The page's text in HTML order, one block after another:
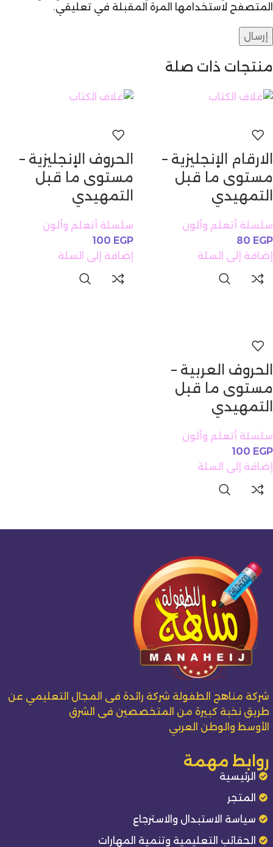
المتصفح لاستخدامها المرة المقبلة في تعليقي.
منتجات ذات صلة
الارقام الإنجليزية –
مستوى ما قبل
التمهيدي
سلسلة أتعلم وألون
80 EGP
إضافة إلى السلة
الحروف الإنجليزية –
مستوى ما قبل
التمهيدي
سلسلة أتعلم وألون
100 EGP
إضافة إلى السلة
الحروف العربية –
مستوى ما قبل
التمهيدي
سلسلة أتعلم وألون
100 EGP
إضافة إلى السلة
شركة مناهج الطفولة شركة رائدة فى المجال التعليمي عن
طريق نخبة كبيرة من المتخصصين فى الشرق
الأوسط والوطن العربي
روابط مهمة
الرئيسية
المتجر
سياسة الاستبدال والاسترجاع
الحقائب التعليمية وتنمية المهارات